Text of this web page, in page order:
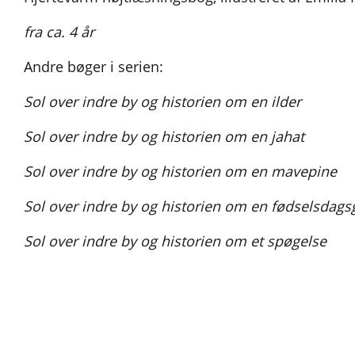
fra ca. 4 år
Andre bøger i serien:
Sol over indre by og historien om en ilder
Sol over indre by og historien om en jahat
Sol over indre by og historien om en mavepine
Sol over indre by og historien om en
Sol over indre by og historien om et spøgelse